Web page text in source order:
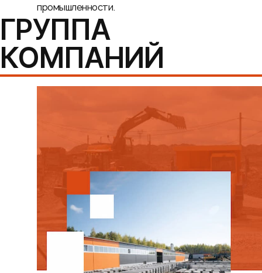
промышленности.
ГРУППА
КОМПАНИЙ